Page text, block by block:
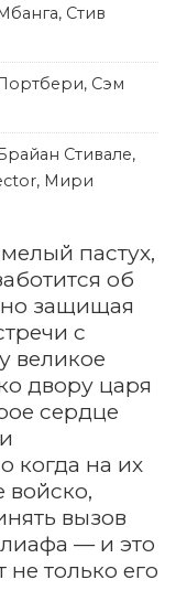
Стив
Сэм
Стивале,
Мири
пастух,
об
защищая
с
великое
двору царя
сердце
когда на их
войско,
вызов
— и это
только его